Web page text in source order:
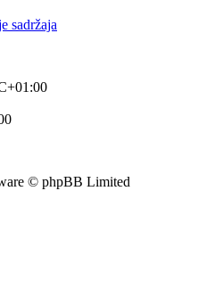
sadržaja
© phpBB Limited